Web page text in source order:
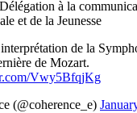
à la
et de la Jeunesse
de la
de Mozart.
Vwy5BfqjKg
(@coherence_e)